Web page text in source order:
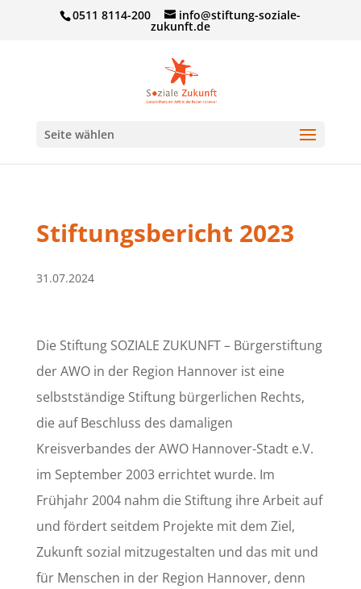
0511 8114-200 info@stiftung-soziale-
zukunft.de
Seite wählen
Stiftungsbericht 2023
31.07.2024
Die Stiftung SOZIALE ZUKUNFT – Bürgerstiftung
der AWO in der Region Hannover ist eine
selbstständige Stiftung bürgerlichen Rechts,
die auf Beschluss des damaligen
Kreisverbandes der AWO Hannover-Stadt e.V.
im September 2003 errichtet wurde. Im
Frühjahr 2004 nahm die Stiftung ihre Arbeit auf
und fördert seitdem Projekte mit dem Ziel,
Zukunft sozial mitzugestalten und das mit und
für Menschen in der Region Hannover, denn